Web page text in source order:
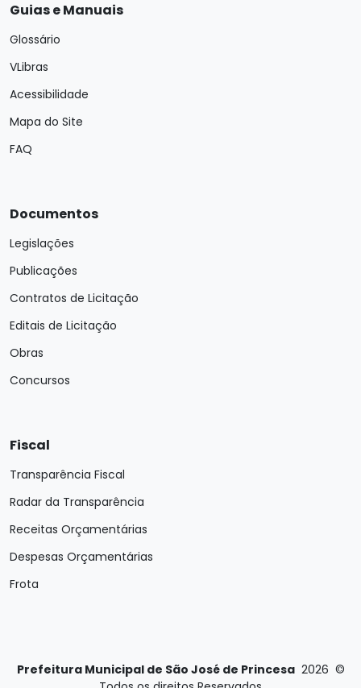
Guias e Manuais
Glossário
VLibras
Acessibilidade
Mapa do Site
FAQ
Documentos
Legislações
Publicações
Contratos de Licitação
Editais de Licitação
Obras
Concursos
Fiscal
Transparência Fiscal
Radar da Transparência
Receitas Orçamentárias
Despesas Orçamentárias
Frota
Prefeitura Municipal de São José de Princesa 2026 ©